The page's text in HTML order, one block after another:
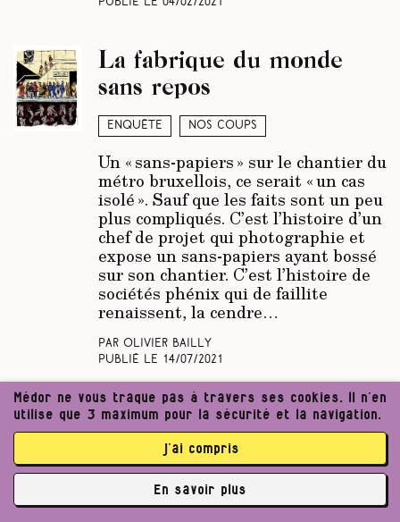
Publié le 04/02/2021
Enquête Nos coups
La fabrique du monde
sans repos
Un « sans-papiers » sur le chantier du
métro bruxellois, ce serait « un cas
isolé ». Sauf que les faits sont un peu
plus compliqués. C’est l’histoire d’un
chef de projet qui photographie et
expose un sans-papiers ayant bossé
sur son chantier. C’est l’histoire de
sociétés phénix qui de faillite
renaissent, la cendre…
Par Olivier Bailly
Publié le 14/07/2021
Enquête Nos coups
Jeux à Malte, entre
régulation et corruption
Médor ne vous traque pas à travers ses cookies. Il n’en
utilise que 3 maximum pour la sécurité et la navigation.
j’ai compris
En savoir plus